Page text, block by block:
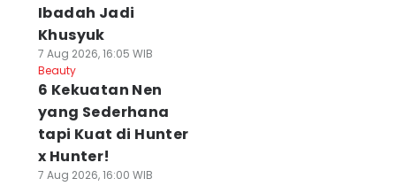
Ibadah Jadi
Khusyuk
7 Aug 2026, 16:05 WIB
Beauty
6 Kekuatan Nen
yang Sederhana
tapi Kuat di Hunter
x Hunter!
7 Aug 2026, 16:00 WIB